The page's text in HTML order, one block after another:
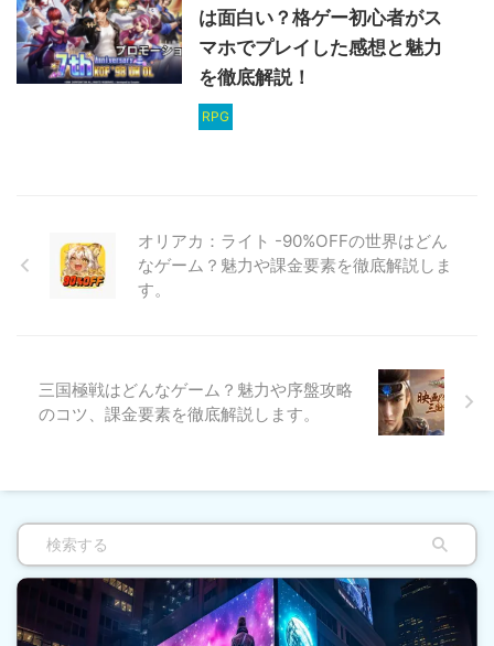
は面白い？格ゲー初心者がス
マホでプレイした感想と魅力
を徹底解説！
RPG
オリアカ：ライト -90%OFFの世界はどん
なゲーム？魅力や課金要素を徹底解説しま
す。
三国極戦はどんなゲーム？魅力や序盤攻略
のコツ、課金要素を徹底解説します。